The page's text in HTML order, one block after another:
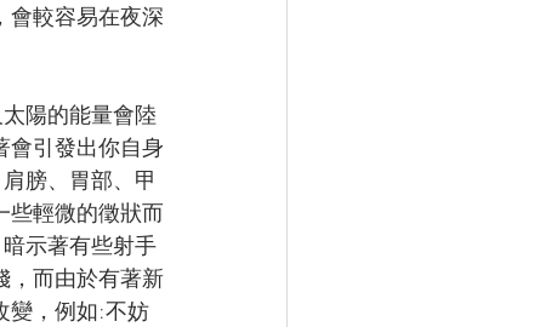
會較容易在夜深
陽的能量會陸
會引發出你自身
膀、胃部、甲
些輕微的徵狀而
示著有些射手
，而由於有著新
變，例如:不妨